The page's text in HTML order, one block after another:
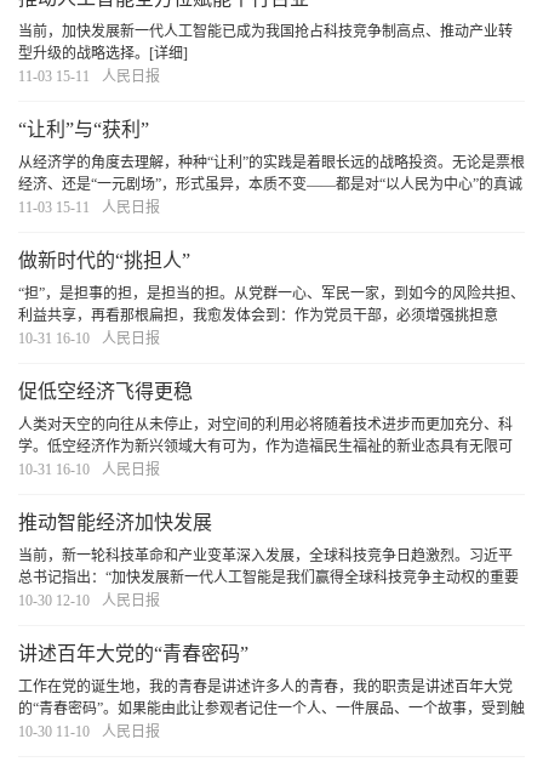
当前，加快发展新一代人工智能已成为我国抢占科技竞争制高点、推动产业转
型升级的战略选择。 [详细]
11-03 15-11
人民日报
“让利”与“获利”
从经济学的角度去理解，种种“让利”的实践是着眼长远的战略投资。无论是票根
经济、还是“一元剧场”，形式虽异，本质不变——都是对“以人民为中心”的真诚
表达。期待更多诚心之举涌现，为人们带来欣喜、为市场带来活力、为发展带
11-03 15-11 人民日报
做新时代的“挑担人”
“担”，是担事的担，是担当的担。从党群一心、军民一家，到如今的风险共担、
利益共享，再看那根扁担，我愈发体会到：作为党员干部，必须增强挑担意
识、提高挑担本领、争做挑担能手。自己这一程挑得稳一点、远一点，就能为
10-31 16-10 人民日报
促低空经济飞得更稳
人类对天空的向往从未停止，对空间的利用必将随着技术进步而更加充分、科
学。低空经济作为新兴领域大有可为，作为造福民生福祉的新业态具有无限可
能。稳步推进改革，大胆试大胆闯，统筹好发展与安全，低空经济终将迎来“腾
10-31 16-10 人民日报
推动智能经济加快发展
当前，新一轮科技革命和产业变革深入发展，全球科技竞争日趋激烈。习近平
总书记指出：“加快发展新一代人工智能是我们赢得全球科技竞争主动权的重要
战略抓手，是推动我国科技跨越发展、产业优化升级、生产力整体跃升的重要
10-30 12-10 人民日报
讲述百年大党的“青春密码”
工作在党的诞生地，我的青春是讲述许多人的青春，我的职责是讲述百年大党
的“青春密码”。如果能由此让参观者记住一个人、一件展品、一个故事，受到触
动、生出力量，便是最大的意义。
10-30 11-10 人民日报